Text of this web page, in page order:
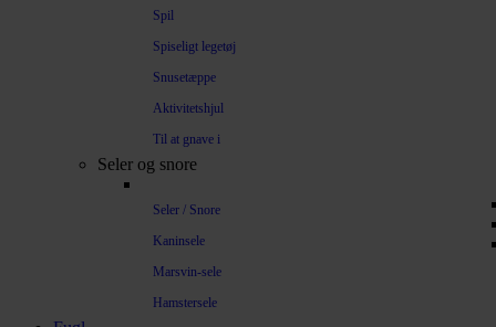
Spil
Spiseligt legetøj
Snusetæppe
Aktivitetshjul
Til at gnave i
Seler og snore
Seler / Snore
Kaninsele
Marsvin-sele
Hamstersele